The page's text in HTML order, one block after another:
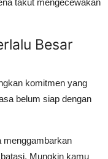
takut mengecewakan
Besar
komitmen yang
belum siap dengan
menggambarkan
Mungkin kamu